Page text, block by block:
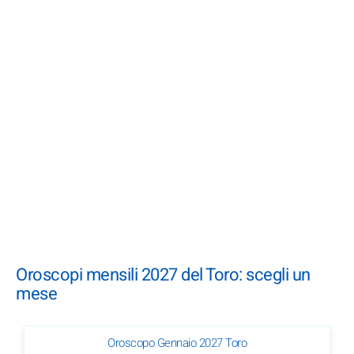
Oroscopi mensili 2027 del Toro: scegli un
mese
Oroscopo Gennaio 2027 Toro